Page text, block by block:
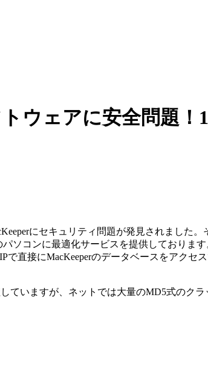
ウェアに安全問題！
にセキュリティ問題が発見されました
ソコンに最適化サービスを提供しておりま
直接にMacKeeperのデータベースをアク
ていますが、ネットでは大量のMD5式のク